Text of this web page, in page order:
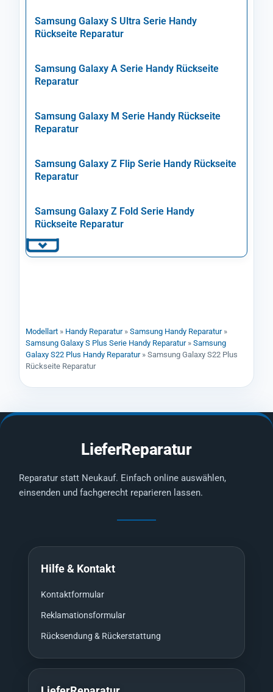
Samsung Galaxy S Ultra Serie Handy
Rückseite Reparatur
Samsung Galaxy A Serie Handy Rückseite
Reparatur
Samsung Galaxy M Serie Handy Rückseite
Reparatur
Samsung Galaxy Z Flip Serie Handy Rückseite
Reparatur
Samsung Galaxy Z Fold Serie Handy
Rückseite Reparatur
Modellart » Handy Reparatur» Samsung Handy Reparatur»
Samsung Galaxy S Plus Serie Handy Reparatur» Samsung
Galaxy S22 Plus Handy Reparatur» Samsung Galaxy S22 Plus
Rückseite Reparatur
LieferReparatur
Reparatur statt Neukauf. Einfach online auswählen,
einsenden und fachgerecht reparieren lassen.
Hilfe & Kontakt
Kontaktformular
Reklamationsformular
Rücksendung & Rückerstattung